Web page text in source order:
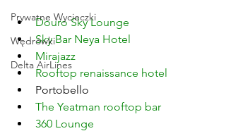
Prywatne Wycieczki
Wędrówki
Delta AirLines
Douro Sky Lounge
Sky Bar Neya Hotel
Mirajazz
Rooftop renaissance hotel
Portobello
The Yeatman rooftop bar
360 Lounge